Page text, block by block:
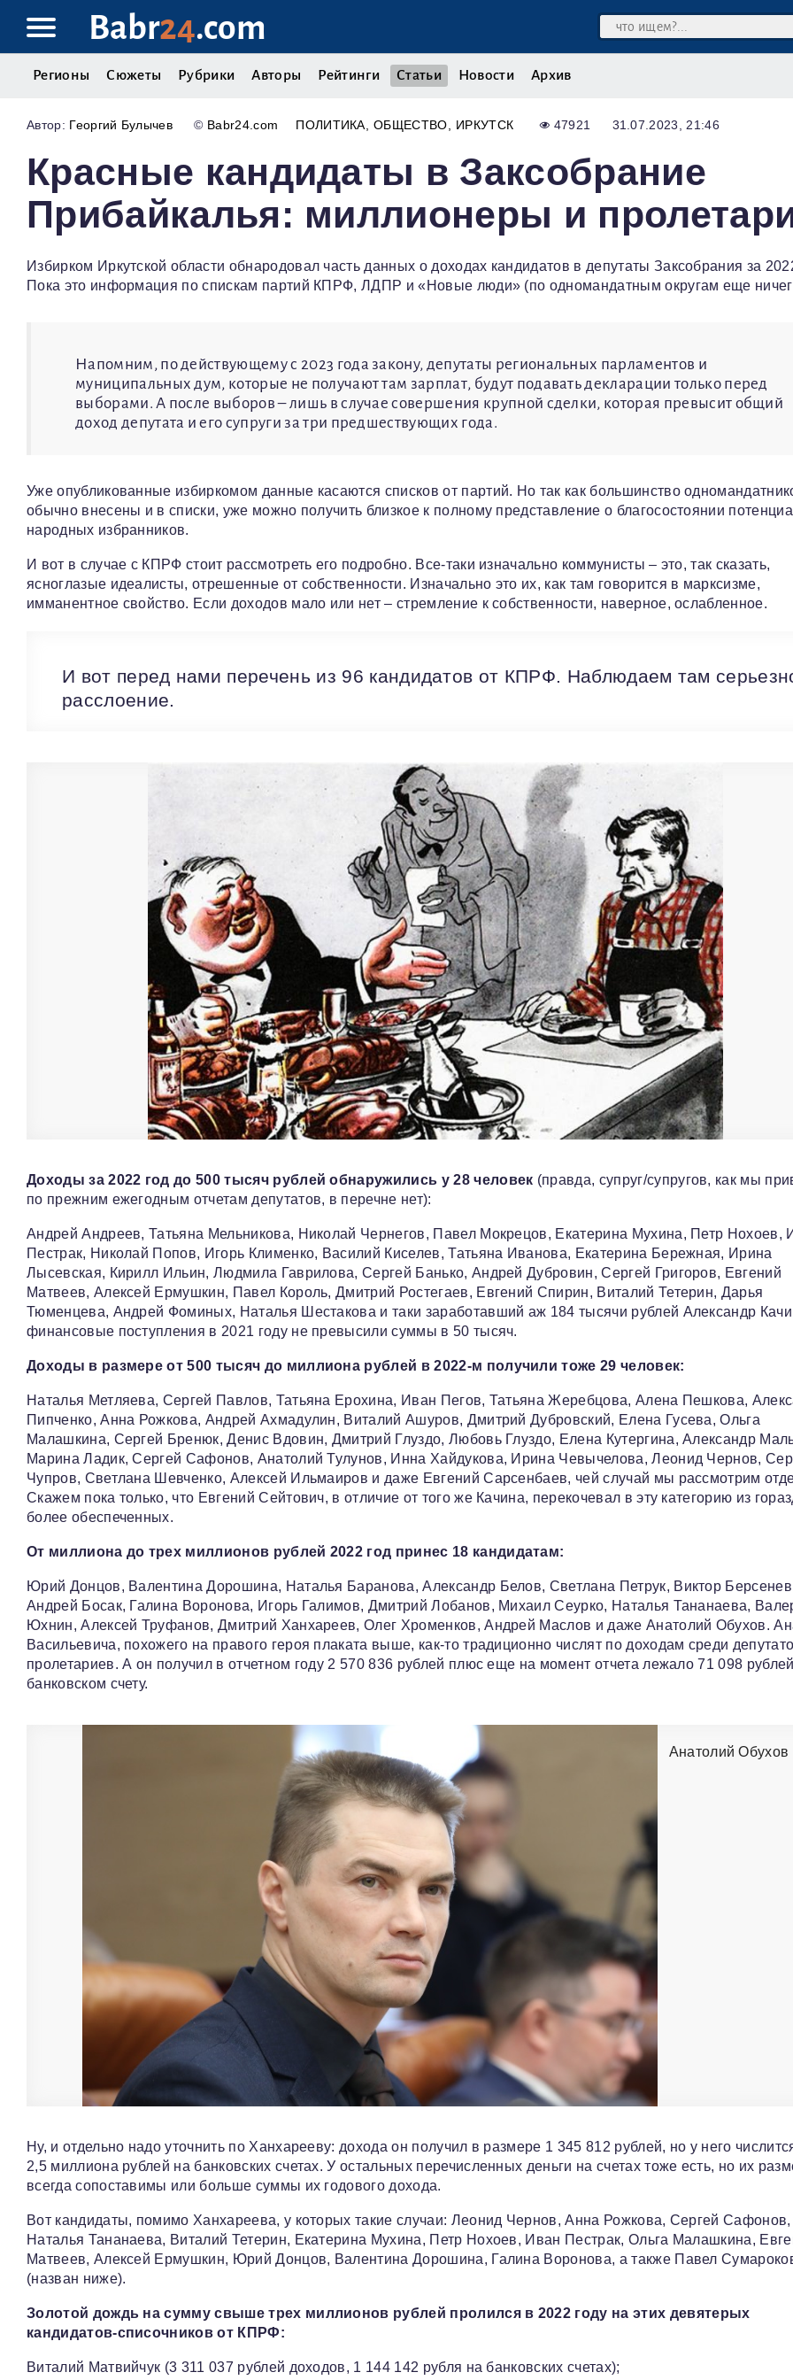
Babr24.com
Регионы Сюжеты Рубрики Авторы Рейтинги Статьи Новости Архив
Георгий Булычев © Babr24.com ПОЛИТИКА ОБЩЕСТВО ИРКУТСК 47921 31.07.2023, 21:46
Красные кандидаты в Заксобрание
Прибайкалья: миллионеры и
Избирком Иркутской области обнародовал часть данных о доходах кандидатов в депутаты Заксобрания за
Пока это информация по спискам партий КПРФ, ЛДПР и «Новые люди» (по одномандатным округам еще
Напомним, по действующему с 2023 года закону, депутаты региональных парламентов и
муниципальных дум, которые не получают там зарплат, будут подавать декларации только перед
выборами. А после выборов – лишь в случае совершения крупной сделки, которая превысит общий
доход депутата и его супруги за три предшествующих года.
Уже опубликованные избиркомом данные касаются списков от партий. Но так как большинство
обычно внесены и в списки, уже можно получить близкое к полному представление о благосостоянии
народных избранников.
И вот в случае с КПРФ стоит рассмотреть его подробно. Все-таки изначально коммунисты – это, так сказать,
ясноглазые идеалисты, отрешенные от собственности. Изначально это их, как там говорится в марксизме,
имманентное свойство. Если доходов мало или нет – стремление к собственности, наверное, ослабленное.
И вот перед нами перечень из 96 кандидатов от КПРФ. Наблюдаем там
расслоение.
Доходы за 2022 год до 500 тысяч рублей обнаружились у 28 человек (правда, супруг/супругов, как мы
по прежним ежегодным отчетам депутатов, в перечне нет):
Андрей Андреев, Татьяна Мельникова, Николай Чернегов, Павел Мокрецов, Екатерина Мухина, Петр Нохоев,
Пестрак, Николай Попов, Игорь Клименко, Василий Киселев, Татьяна Иванова, Екатерина Бережная, Ирина
Лысевская, Кирилл Ильин, Людмила Гаврилова, Сергей Банько, Андрей Дубровин, Сергей Григоров, Евгений
Матвеев, Алексей Ермушкин, Павел Король, Дмитрий Ростегаев, Евгений Спирин, Виталий Тетерин, Дарья
Тюменцева, Андрей Фоминых, Наталья Шестакова и таки заработавший аж 184 тысячи рублей Александр
финансовые поступления в 2021 году не превысили суммы в 50 тысяч.
Доходы в размере от 500 тысяч до миллиона рублей в 2022-м получили тоже 29 человек:
Наталья Метляева, Сергей Павлов, Татьяна Ерохина, Иван Пегов, Татьяна Жеребцова, Алена Пешкова,
Пипченко, Анна Рожкова, Андрей Ахмадулин, Виталий Ашуров, Дмитрий Дубровский, Елена Гусева, Ольга
Малашкина, Сергей Бренюк, Денис Вдовин, Дмитрий Глуздо, Любовь Глуздо, Елена Кутергина, Александр
Марина Ладик, Сергей Сафонов, Анатолий Тулунов, Инна Хайдукова, Ирина Чевычелова, Леонид Чернов,
Чупров, Светлана Шевченко, Алексей Ильмаиров и даже Евгений Сарсенбаев, чей случай мы рассмотрим
Скажем пока только, что Евгений Сейтович, в отличие от того же Качина, перекочевал в эту категорию из
более обеспеченных.
От миллиона до трех миллионов рублей 2022 год принес 18 кандидатам:
Юрий Донцов, Валентина Дорошина, Наталья Баранова, Александр Белов, Светлана Петрук, Виктор
Андрей Босак, Галина Воронова, Игорь Галимов, Дмитрий Лобанов, Михаил Сеурко, Наталья Тананаева,
Юхнин, Алексей Труфанов, Дмитрий Ханхареев, Олег Хроменков, Андрей Маслов и даже Анатолий Обухов.
Васильевича, похожего на правого героя плаката выше, как-то традиционно числят по доходам среди
пролетариев. А он получил в отчетном году 2 570 836 рублей плюс еще на момент отчета лежало 71 098
банковском счету.
Анатолий Обухов
Ну, и отдельно надо уточнить по Ханхарееву: дохода он получил в размере 1 345 812 рублей, но у него
2,5 миллиона рублей на банковских счетах. У остальных перечисленных деньги на счетах тоже есть, но их
всегда сопоставимы или больше суммы их годового дохода.
Вот кандидаты, помимо Ханхареева, у которых такие случаи: Леонид Чернов, Анна Рожкова, Сергей Сафонов,
Наталья Тананаева, Виталий Тетерин, Екатерина Мухина, Петр Нохоев, Иван Пестрак, Ольга Малашкина,
Матвеев, Алексей Ермушкин, Юрий Донцов, Валентина Дорошина, Галина Воронова, а также Павел
(назван ниже).
Золотой дождь на сумму свыше трех миллионов рублей пролился в 2022 году на этих девятерых
кандидатов-списочников от КПРФ:
Виталий Матвийчук (3 311 037 рублей доходов, 1 144 142 рубля на банковских счетах);